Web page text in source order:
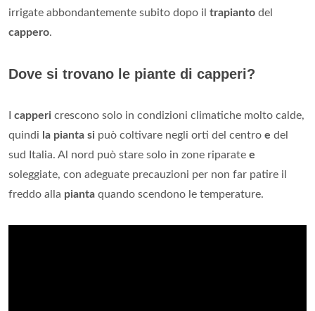
irrigate abbondantemente subito dopo il trapianto del
cappero.
Dove si trovano le piante di capperi?
capperi crescono solo in condizioni climatiche molto calde,
quindi la pianta si può coltivare negli orti del centro e del
sud Italia. Al nord può stare solo in zone riparate e
soleggiate, con adeguate precauzioni per non far patire il
freddo alla pianta quando scendono le temperature.